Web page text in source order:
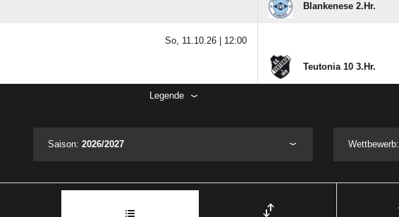
Blankenese 2.Hr.
So, 11.10.26 | 12:00
Teutonia 10 3.Hr.
Legende
Saison: 2026/2027 Wettbewerb: